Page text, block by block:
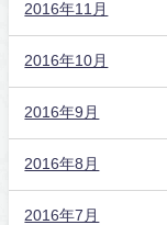
2016年11月
2016年10月
2016年9月
2016年8月
2016年7月